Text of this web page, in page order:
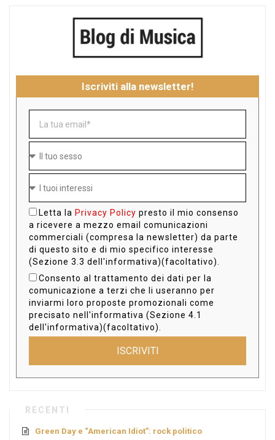
Iscriviti alla newsletter!
Letta la Privacy Policy presto il mio consenso
a ricevere a mezzo email comunicazioni
commerciali (compresa la newsletter) da parte
di questo sito e di mio specifico interesse
(Sezione 3.3 dell'informativa)(facoltativo).
Consento al trattamento dei dati per la
comunicazione a terzi che li useranno per
inviarmi loro proposte promozionali come
precisato nell'informativa (Sezione 4.1
dell'informativa)(facoltativo).
ISCRIVITI
RECENTI
Green Day e “American Idiot”: rock politico